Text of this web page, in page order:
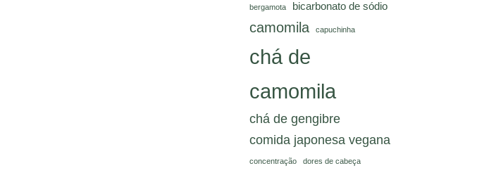
bergamota bicarbonato de sódio
camomila capuchinha
chá de
camomila
chá de gengibre
comida japonesa vegana
concentração dores de cabeça